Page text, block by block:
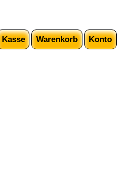
Kasse Warenkorb Konto